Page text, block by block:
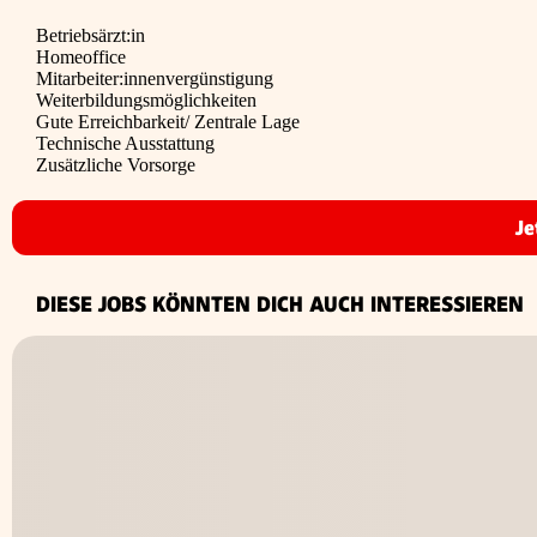
Betriebsärzt:in
Homeoffice
Mitarbeiter:innen­vergünstigung
Weiterbildungs­möglichkeiten
Gute Erreichbarkeit/ Zentrale Lage
Technische Ausstattung
Zusätzliche Vorsorge
DIESE JOBS KÖNNTEN DICH AUCH INTERESSIEREN